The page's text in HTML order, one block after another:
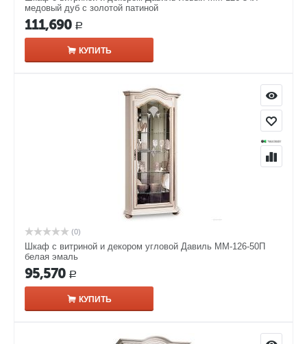
медовый дуб с золотой патиной
111,690 Р
КУПИТЬ
(0)
Шкаф с витриной и декором угловой Давиль ММ-126-50П
белая эмаль
95,570 Р
КУПИТЬ